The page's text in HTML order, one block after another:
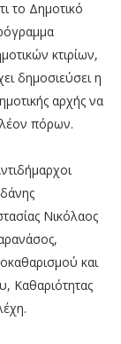
το Δημοτικό
κτιρίων,
δημοσιεύσει η
αρχής να
πόρων.
Νικόλαος
και
Καθαριότητας